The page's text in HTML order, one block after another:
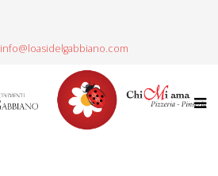
info@loasidelgabbiano.com